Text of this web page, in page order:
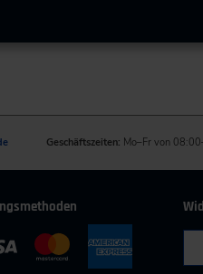
Geschäftszeiten: Mo–Fr von